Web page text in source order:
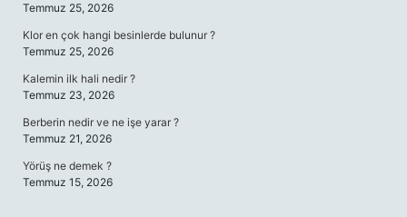
Temmuz 25, 2026
Klor en çok hangi besinlerde bulunur ?
Temmuz 25, 2026
Kalemin ilk hali nedir ?
Temmuz 23, 2026
Berberin nedir ve ne işe yarar ?
Temmuz 21, 2026
Yörüş ne demek ?
Temmuz 15, 2026